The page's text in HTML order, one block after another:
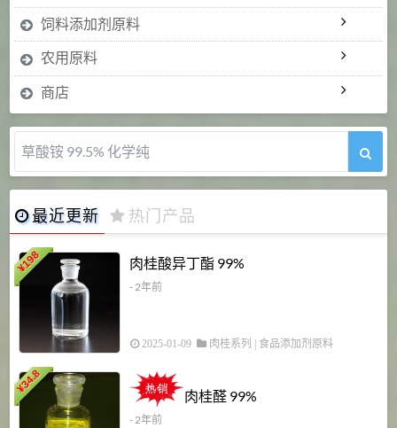
饲料添加剂原料
农用原料
商店
5-甲氧基吲哚 98%
最近更新 热门产品
¥
198 肉桂酸异丁酯 99%
- 2年前
2025-01-09 肉桂系列 食品添加剂原料
¥
34.8
肉桂醛 99%
- 2年前